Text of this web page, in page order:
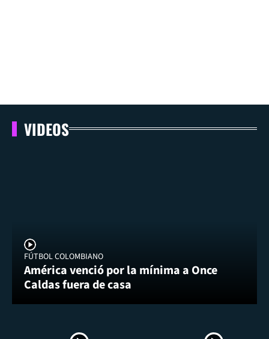
VIDEOS
FÚTBOL COLOMBIANO
América venció por la mínima a Once
Caldas fuera de casa